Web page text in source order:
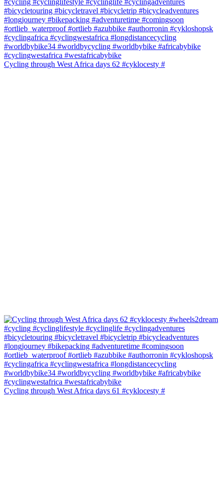
Cycling through West Africa days 62 #cyklocesty #
Cycling through West Africa days 61 #cyklocesty #